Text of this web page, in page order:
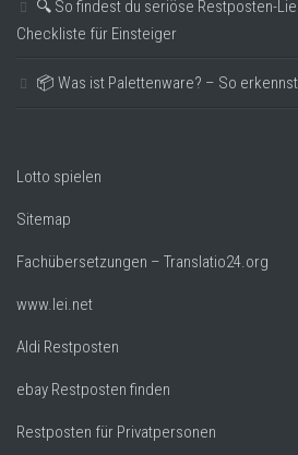
🔍 So findest du seriöse Restposten-
Checkliste für Einsteiger
📦 Was ist Palettenware? – So
Lotto spielen
Sitemap
Fachübersetzungen – Translatio24.org
www.lei.net
Aldi Restposten
ebay Restposten finden
Restposten für Privatpersonen